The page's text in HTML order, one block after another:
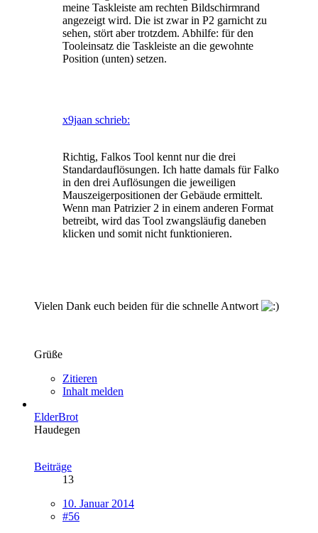
meine Taskleiste am rechten Bildschirmrand
angezeigt wird. Die ist zwar in P2 garnicht zu
sehen, stört aber trotzdem. Abhilfe: für den
Tooleinsatz die Taskleiste an die gewohnte
Position (unten) setzen.
x9jaan schrieb:
Richtig, Falkos Tool kennt nur die drei
Standardauflösungen. Ich hatte damals für Falko
in den drei Auflösungen die jeweiligen
Mauszeigerpositionen der Gebäude ermittelt.
Wenn man Patrizier 2 in einem anderen Format
betreibt, wird das Tool zwangsläufig daneben
klicken und somit nicht funktionieren.
Vielen Dank euch beiden für die schnelle Antwort
Grüße
Zitieren
Inhalt melden
ElderBrot
Haudegen
Beiträge
13
10. Januar 2014
#56